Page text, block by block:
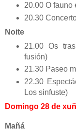
20.00 O fauno
20.30
Noite
21.00 Os
fusión)
21.30 Paseo
22.30
Los sinfuste)
Domingo 28 de
Mañá